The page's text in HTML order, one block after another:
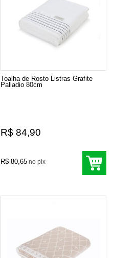
Toalha de Rosto Listras Grafite
Palladio 80cm
R$ 84,90
R$ 80,65 no pix